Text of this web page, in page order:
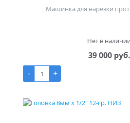
Машинка для нарезки
Нет в наличии
39 000 руб.
-
+